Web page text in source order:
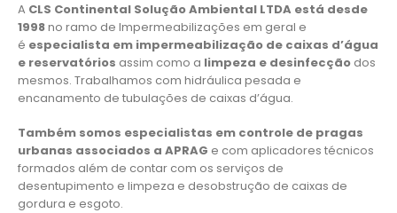
A CLS Continental Solução Ambiental LTDA está desde
1998no ramo de Impermeabilizações em geral e
é especialista em impermeabilização de caixas d’água
e reservatórios assim como a limpeza e desinfecção dos
mesmos. Trabalhamos com hidráulica pesada e
encanamento de tubulações de caixas d’água.
Também somos especialistas em controle de pragas
urbanas associados a APRAG e com aplicadores técnicos
formados além de contar com os serviços de
desentupimento e limpeza e desobstrução de caixas de
gordura e esgoto.